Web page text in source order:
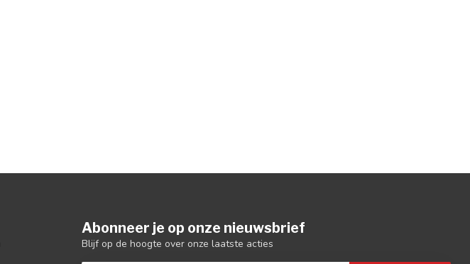
Abonneer je op onze nieuwsbrief
Blijf op de hoogte over onze laatste acties